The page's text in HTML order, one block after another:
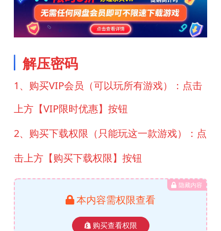
解压密码
1、购买VIP会员（可以玩所有游戏）：点击
上方【VIP限时优惠】按钮
2、购买下载权限（只能玩这一款游戏）：点
击上方【购买下载权限】按钮
隐藏内容
本内容需权限查看
购买查看权限